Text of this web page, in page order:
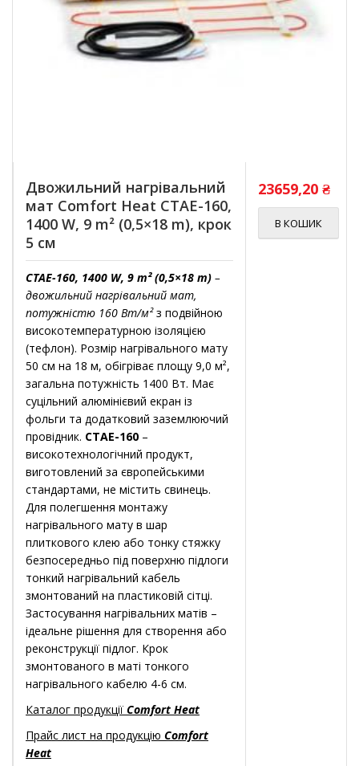
Двожильний нагрівальний
мат Comfort Heat CTAE-160,
1400 W, 9 m² (0,5×18 m), крок
5 см
CTAE-160, 1400 W, 9 m² (0,5×18 m) –
двожильний нагрівальний мат,
потужністю 160 Вт/м²з подвійною
високотемпературною ізоляцією
(тефлон). Розмір нагрівального мату
50 см на 18 м, обігріває площу 9,0 м²,
загальна потужність 1400 Вт. Має
суцільний алюмінієвий екран із
фольги та додатковий заземлюючий
провідник. CTAE-160 –
високотехнологічний продукт,
виготовлений за європейськими
стандартами, не містить свинець.
Для полегшення монтажу
нагрівального мату в шар
плиткового клею або тонку стяжку
безпосередньо під поверхню підлоги
тонкий нагрівальний кабель
змонтований на пластиковій сітці.
Застосування нагрівальних матів –
ідеальне рішення для створення або
реконструкції підлог. Крок
змонтованого в маті тонкого
нагрівального кабелю 4-6 см.
Каталог продукції Comfort Heat
Прайс лист на продукцію Comfort
Heat
23659,20₴
В КОШИК